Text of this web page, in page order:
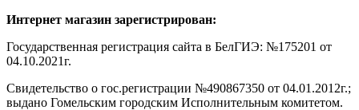
Интернет магазин зарегистрирован:
Государственная регистрация сайта в БелГИЭ: №175201 от
04.10.2021г.
Свидетельство о гос.регистрации №490867350 от 04.01.2012г.;
выдано Гомельским городским Исполнительным комитетом.